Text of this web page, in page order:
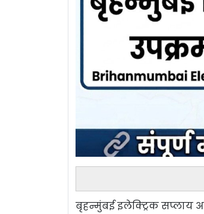
बृहन्मुंबई इलेक्ट्रिक सप्लाय